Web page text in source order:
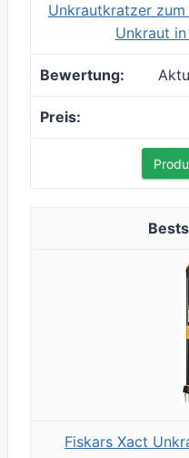
Unkrautkratzer
Unkraut
Fiskars Xact